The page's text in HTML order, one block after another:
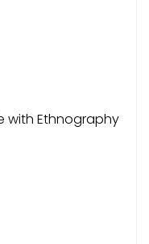
with Ethnography